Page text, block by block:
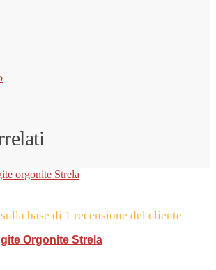
base di 1 recensione del cliente
Orgonite Strela